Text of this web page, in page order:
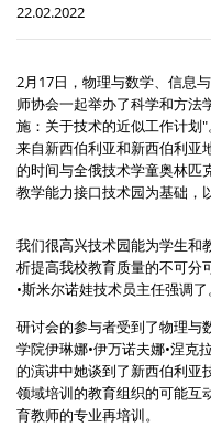
22.02.2022
2月17日，物理与数学、信息
师协会一起举办了科学和方法
施：关于技术的近似工作计划"。
来自新西伯利亚和新西伯利亚
的时间与全俄技术学童奥林匹
教学能力接口技术园为基础，
我们很高兴技术园能为学生和
析提高我校教育质量的不可分
•斯米尔诺娃技术员主任强调了。
研讨会的参与者受到了物理与
学院伊琳娜•伊万诺夫娜•涅克
的演讲中她谈到了新西伯利亚
领域培训的教育组织的可能互
育教师的专业再培训。